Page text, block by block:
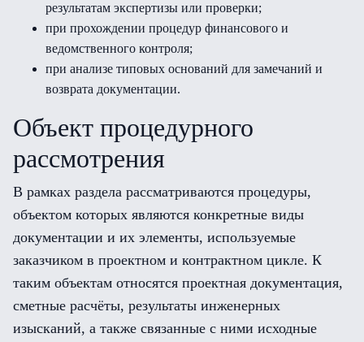
результатам экспертизы или проверки;
при прохождении процедур финансового и
ведомственного контроля;
при анализе типовых оснований для замечаний и
возврата документации.
Объект процедурного
рассмотрения
В рамках раздела рассматриваются процедуры,
объектом которых являются конкретные виды
документации и их элементы, используемые
заказчиком в проектном и контрактном цикле. К
таким объектам относятся проектная документация,
сметные расчёты, результаты инженерных
изысканий, а также связанные с ними исходные